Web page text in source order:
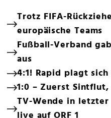
Trotz FIFA-
europäische Teams
Fußball-Verband
aus
4:1! Rapid plagt
1:0 – Zuerst
TV-Wende in